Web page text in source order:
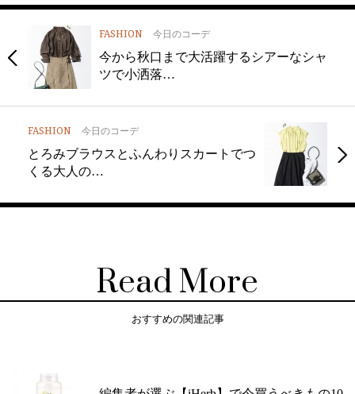
FASHION 今日のコーデ
今から秋口まで大活躍するシアーなシャ
ツで小洒落…
FASHION 今日のコーデ
とろみブラウスとふんわりスカートでつ
くる大人の…
Read More
おすすめの関連記事